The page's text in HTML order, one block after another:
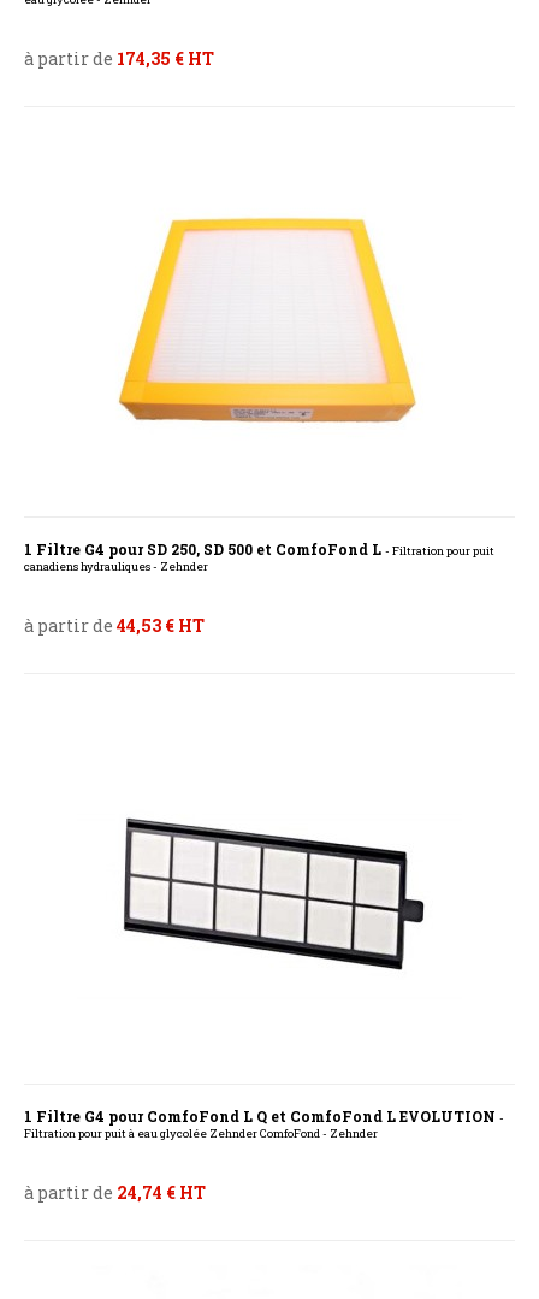
à partir de 174,35 € HT
1 Filtre G4 pour SD 250, SD 500 et ComfoFond L - Filtration pour puit
canadiens hydrauliques - Zehnder
à partir de 44,53 € HT
1 Filtre G4 pour ComfoFond L Q et ComfoFond L EVOLUTION -
Filtration pour puit à eau glycolée Zehnder ComfoFond - Zehnder
à partir de 24,74 € HT